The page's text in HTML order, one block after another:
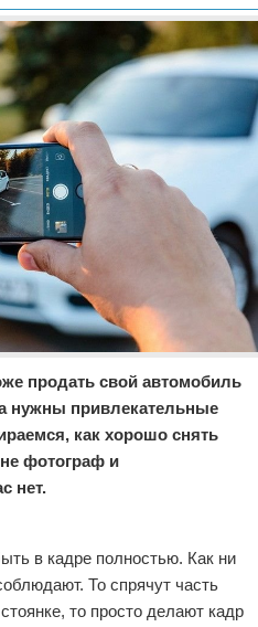
продать свой автомобиль
нужны привлекательные
как хорошо снять
фотограф и
нет.
в кадре полностью. Как ни
То спрячут часть
то просто делают кадр